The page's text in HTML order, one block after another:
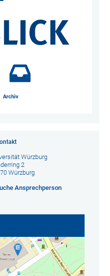
Archiv
Würzburg
2
Würzburg
Ansprechperson